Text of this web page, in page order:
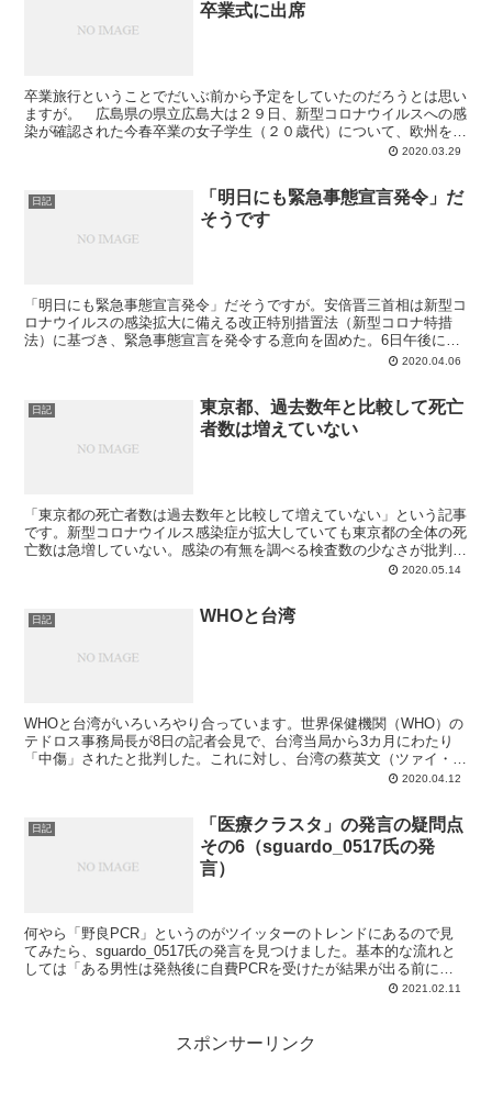
卒業式に出席
卒業旅行ということでだいぶ前から予定をしていたのだろうとは思い
ますが。 広島県の県立広島大は２９日、新型コロナウイルスへの感
染が確認された今春卒業の女子学生（２０歳代）について、欧州を旅
行後、症状があったにもかかわらず、卒業式に出席していた...2020.03.29
日記
「明日にも緊急事態宣言発令」だ
そうです
「明日にも緊急事態宣言発令」だそうですが。安倍晋三首相は新型コ
ロナウイルスの感染拡大に備える改正特別措置法（新型コロナ特措
法）に基づき、緊急事態宣言を発令する意向を固めた。6日午後に発
令を準備すると表明し、早ければ7日に宣言を出して8日から...2020.04.06
日記
東京都、過去数年と比較して死亡
者数は増えていない
「東京都の死亡者数は過去数年と比較して増えていない」という記事
です。新型コロナウイルス感染症が拡大していても東京都の全体の死
亡数は急増していない。感染の有無を調べる検査数の少なさが批判さ
れる中、この数字は感染症拡大がおおむね制御されていると...2020.05.14
日記 WHOと台湾
WHOと台湾がいろいろやり合っています。世界保健機関（WHO）の
テドロス事務局長が8日の記者会見で、台湾当局から3カ月にわたり
「中傷」されたと批判した。これに対し、台湾の蔡英文（ツァイ・イ
ンウェン）総統は9日、事実無根だとして「強烈な抗議」...2020.04.12
日記
「医療クラスタ」の発言の疑問点
その6（sguardo_0517氏の発
言）
何やら「野良PCR」というのがツイッターのトレンドにあるので見
てみたら、sguardo_0517氏の発言を見つけました。基本的な流れと
しては「ある男性は発熱後に自費PCRを受けたが結果が出る前に会
2021.02.11
スポンサーリンク